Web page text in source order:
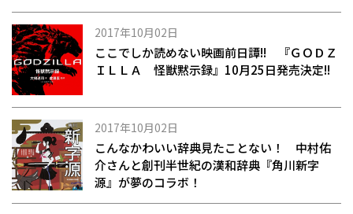
2017年10月02日
ここでしか読めない映画前日譚!! 『ＧＯＤＺ
ＩＬＬＡ 怪獣黙示録』10月25日発売決定!!
2017年10月02日
こんなかわいい辞典見たことない！ 中村佑
介さんと創刊半世紀の漢和辞典『角川新字
源』が夢のコラボ！